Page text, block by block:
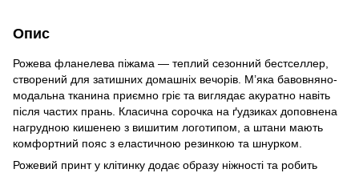
Опис
Рожева фланелева піжама — теплий сезонний бестселлер,
створений для затишних домашніх вечорів. М’яка бавовняно-
модальна тканина приємно гріє та виглядає акуратно навіть
після частих прань. Класична сорочка на ґудзиках доповнена
нагрудною кишенею з вишитим логотипом, а штани мають
комфортний пояс з еластичною резинкою та шнурком.
Рожевий принт у клітинку додає образу ніжності та робить